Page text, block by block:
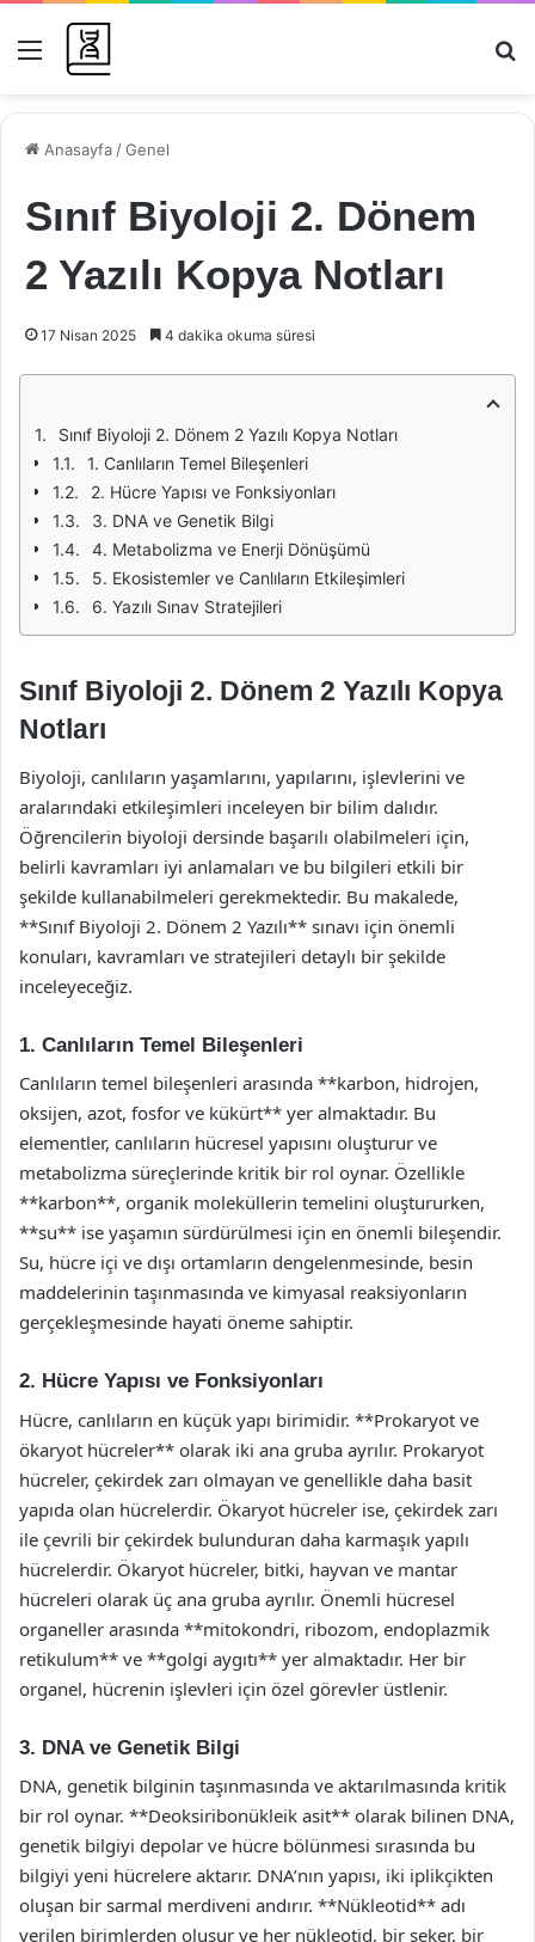
Menü
Anasayfa /Genel
Sınıf Biyoloji 2. Dönem
2 Yazılı Kopya Notları
17 Nisan 2025 4 dakika okuma süresi
Sınıf Biyoloji 2. Dönem 2 Yazılı Kopya Notları
1. Canlıların Temel Bileşenleri
2. Hücre Yapısı ve Fonksiyonları
3. DNA ve Genetik Bilgi
4. Metabolizma ve Enerji Dönüşümü
5. Ekosistemler ve Canlıların Etkileşimleri
6. Yazılı Sınav Stratejileri
Sınıf Biyoloji 2. Dönem 2 Yazılı Kopya
Notları
Biyoloji, canlıların yaşamlarını, yapılarını, işlevlerini ve
aralarındaki etkileşimleri inceleyen bir bilim dalıdır.
Öğrencilerin biyoloji dersinde başarılı olabilmeleri için,
belirli kavramları iyi anlamaları ve bu bilgileri etkili bir
şekilde kullanabilmeleri gerekmektedir. Bu makalede,
**Sınıf Biyoloji 2. Dönem 2 Yazılı** sınavı için önemli
konuları, kavramları ve stratejileri detaylı bir şekilde
inceleyeceğiz.
1. Canlıların Temel Bileşenleri
Canlıların temel bileşenleri arasında **karbon, hidrojen,
oksijen, azot, fosfor ve kükürt** yer almaktadır. Bu
elementler, canlıların hücresel yapısını oluşturur ve
metabolizma süreçlerinde kritik bir rol oynar. Özellikle
**karbon**, organik moleküllerin temelini oluştururken,
**su** ise yaşamın sürdürülmesi için en önemli bileşendir.
Su, hücre içi ve dışı ortamların dengelenmesinde, besin
maddelerinin taşınmasında ve kimyasal reaksiyonların
gerçekleşmesinde hayati öneme sahiptir.
2. Hücre Yapısı ve Fonksiyonları
Hücre, canlıların en küçük yapı birimidir. **Prokaryot ve
ökaryot hücreler** olarak iki ana gruba ayrılır. Prokaryot
hücreler, çekirdek zarı olmayan ve genellikle daha basit
yapıda olan hücrelerdir. Ökaryot hücreler ise, çekirdek zarı
ile çevrili bir çekirdek bulunduran daha karmaşık yapılı
hücrelerdir. Ökaryot hücreler, bitki, hayvan ve mantar
hücreleri olarak üç ana gruba ayrılır. Önemli hücresel
organeller arasında **mitokondri, ribozom, endoplazmik
retikulum** ve **golgi aygıtı** yer almaktadır. Her bir
organel, hücrenin işlevleri için özel görevler üstlenir.
3. DNA ve Genetik Bilgi
DNA, genetik bilginin taşınmasında ve aktarılmasında kritik
bir rol oynar. **Deoksiribonükleik asit** olarak bilinen DNA,
genetik bilgiyi depolar ve hücre bölünmesi sırasında bu
bilgiyi yeni hücrelere aktarır. DNA’nın yapısı, iki iplikçikten
oluşan bir sarmal merdiveni andırır. **Nükleotid** adı
verilen birimlerden oluşur ve her nükleotid, bir şeker, bir